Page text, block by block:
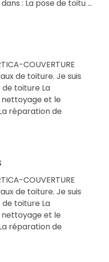
: La pose de toitu ...
COUVERTURE
de toiture. Je suis
de toiture La
et le
réparation de
COUVERTURE
de toiture. Je suis
de toiture La
et le
réparation de